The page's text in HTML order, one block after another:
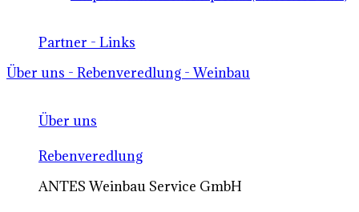
Partner - Links
Über uns - Rebenveredlung - Weinbau
Über uns
Rebenveredlung
ANTES Weinbau Service GmbH